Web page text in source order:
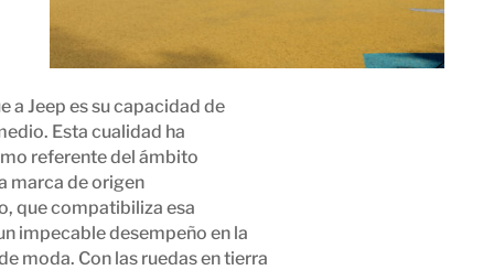
a Jeep es su capacidad de
Esta cualidad ha
referente del ámbito
marca de origen
que compatibiliza esa
impecable desempeño en la
moda. Con las ruedas en tierra